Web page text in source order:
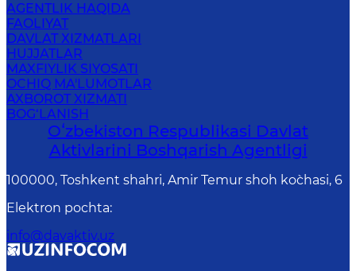
AGENTLIK HAQIDA
FAOLIYAT
DAVLAT XIZMATLARI
HUJJATLAR
MAXFIYLIK SIYOSATI
OCHIQ MA'LUMOTLAR
AXBOROT XIZMATI
BOG‘LANISH
Oʻzbekiston Respublikasi Davlat
Aktivlarini Boshqarish Agentligi
100000, Toshkent shahri, Amir Temur shoh ko`chasi, 6
Elektron pochta:
info@davaktiv.uz